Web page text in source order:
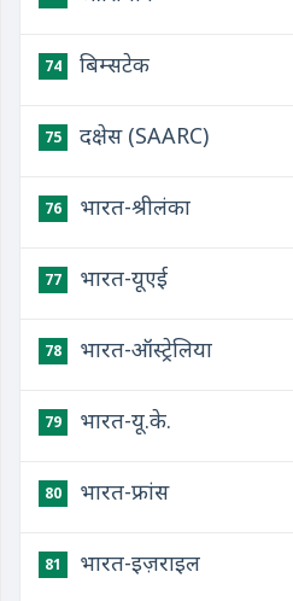
74 बिम्सटेक
75 दक्षेस (SAARC)
76 ​भारत-श्रीलंका
77 भारत-यूएई
78 भारत-ऑस्ट्रेलिया
79 भारत-यू.के.
80 भारत-फ्रांस
81 भारत-इज़राइल